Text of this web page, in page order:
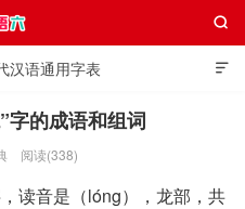

汉语通用字表
字大全 极简英语词典

字的成语和组词
阅读(338)
读音是（lóng），龙部，共